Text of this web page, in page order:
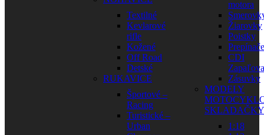
Textilné
Kevlarové
rifle
Kožené
Off Road
Detské
RUKAVICE
Športové –
Racing
Turistické –
Urban
motora
Žiarovky
Poistky
Prepínače
CDI
Zásuvky
MODELY
SKLADAČKY
1:18